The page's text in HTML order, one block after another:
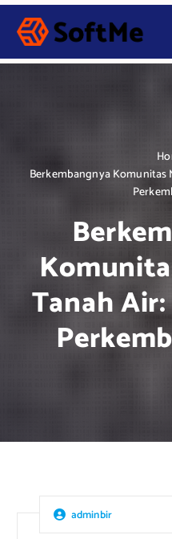
S
p
Berkembangnya Komunitas
Tanah
adminbir